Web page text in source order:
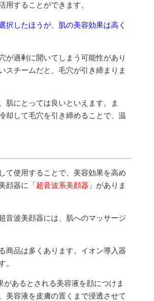
することができます。
択したほうが、肌の美容効果は高く
が過剰に開いてしまう可能性があり
スチームだと、毛穴が引き締まりま
肌にとっては良いといえます。ま
却して毛穴を引き締めることで、温
て使用することで、美容効果を高め
顔器に「超音波系美顔器 」がありま
音波美顔器には、肌へのマッサージ
商品は多くあります。イオン導入器
。
あるとされる美容液を顔につけま
美容液を皮膚の置くまで浸透させて